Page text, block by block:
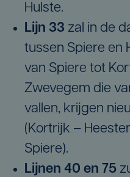
Hulste.
Lijn 33 zal in de
tussen Spiere en
van Spiere tot
Zwevegem die
vallen, krijgen
(Kortrijk –
Spiere).
Lijnen 40 en 75